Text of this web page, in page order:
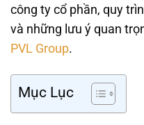
công ty cổ phần, quy
và những lưu ý quan
PVL Group.
Mục Lục